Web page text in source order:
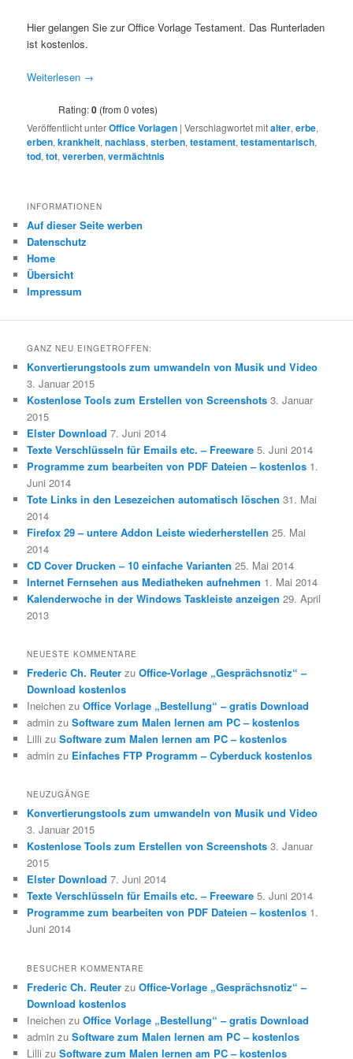
Hier gelangen Sie zur Office Vorlage Testament. Das Runterladen
ist kostenlos.
Weiterlesen →
Rating:0 (from 0 votes)
Veröffentlicht unterOffice Vorlagen |Verschlagwortet mitalter,erbe,
erben,krankheit,nachlass,sterben,testament,testamentarisch,
tod,tot,vererben,vermächtnis
INFORMATIONEN
Auf dieser Seite werben
Datenschutz
Home
Übersicht
Impressum
GANZ NEU EINGETROFFEN:
Konvertierungstools zum umwandeln von Musik und Video
3. Januar 2015
Kostenlose Tools zum Erstellen von Screenshots 3. Januar
2015
Elster Download 7. Juni 2014
Texte Verschlüsseln für Emails etc. – Freeware 5. Juni 2014
Programme zum bearbeiten von PDF Dateien – kostenlos 1.
Juni 2014
Tote Links in den Lesezeichen automatisch löschen 31. Mai
2014
Firefox 29 – untere Addon Leiste wiederherstellen 25. Mai
2014
CD Cover Drucken – 10 einfache Varianten 25. Mai 2014
Internet Fernsehen aus Mediatheken aufnehmen 1. Mai 2014
Kalenderwoche in der Windows Taskleiste anzeigen 29. April
2013
NEUESTE KOMMENTARE
Frederic Ch. Reuter zuOffice-Vorlage „Gesprächsnotiz“ –
Download kostenlos
Ineichen zuOffice Vorlage „Bestellung“ – gratis Download
admin zuSoftware zum Malen lernen am PC – kostenlos
Lilli zuSoftware zum Malen lernen am PC – kostenlos
admin zu Einfaches FTP Programm – Cyberduck kostenlos
NEUZUGÄNGE
Konvertierungstools zum umwandeln von Musik und Video
3. Januar 2015
Kostenlose Tools zum Erstellen von Screenshots 3. Januar
2015
Elster Download 7. Juni 2014
Texte Verschlüsseln für Emails etc. – Freeware 5. Juni 2014
Programme zum bearbeiten von PDF Dateien – kostenlos 1.
Juni 2014
BESUCHER KOMMENTARE
Frederic Ch. Reuter zuOffice-Vorlage „Gesprächsnotiz“ –
Download kostenlos
Ineichen zuOffice Vorlage „Bestellung“ – gratis Download
admin zuSoftware zum Malen lernen am PC – kostenlos
Lilli zuSoftware zum Malen lernen am PC – kostenlos